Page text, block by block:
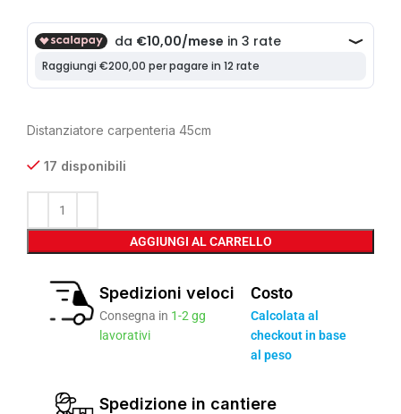
Distanziatore carpenteria 45cm
17 disponibili
AGGIUNGI AL CARRELLO
Spedizioni veloci
Consegna in 1-2 gg
lavorativi
Costo
Calcolata al
checkout in base
al peso
Spedizione in cantiere